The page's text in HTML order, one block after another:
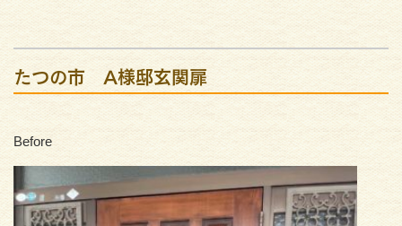
たつの市 A様邸玄関扉
Before